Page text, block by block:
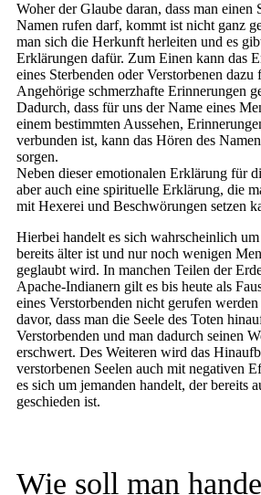
Woher der Glaube daran, dass man einen
Namen rufen darf, kommt ist nicht ganz
man sich die Herkunft herleiten und es
Erklärungen dafür. Zum Einen kann das
eines Sterbenden oder Verstorbenen dazu
Angehörige schmerzhafte Erinnerungen
Dadurch, dass für uns der Name eines
einem bestimmten Aussehen,
verbunden ist, kann das Hören des
sorgen.
Neben dieser emotionalen Erklärung für
aber auch eine spirituelle Erklärung, die
mit Hexerei und Beschwörungen setzen
Hierbei handelt es sich wahrscheinlich
bereits älter ist und nur noch wenigen
geglaubt wird. In manchen Teilen der
Apache-Indianern gilt es bis heute als
eines Verstorbenden nicht gerufen
davor, dass man die Seele des Toten
Verstorbenden und man dadurch seinen
erschwert. Des Weiteren wird das
verstorbenen Seelen auch mit negativen
es sich um jemanden handelt, der bereits
geschieden ist.
Wie soll man